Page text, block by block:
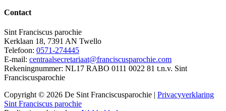
Contact
Sint Franciscus parochie
Kerklaan 18, 7391 AN Twello
Telefoon: 0571-274445
E-mail: centraalsecretariaat@franciscusparochie.com
Rekeningnummer: NL17 RABO 0111 0022 81 t.n.v. Sint
Franciscusparochie
Copyright © 2026 De Sint Franciscusparochie | Privacyverklaring
Sint Franciscus parochie